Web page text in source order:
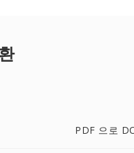
PDF 으로